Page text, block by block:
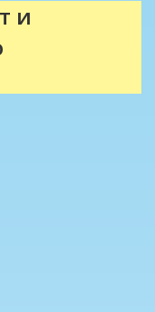
и